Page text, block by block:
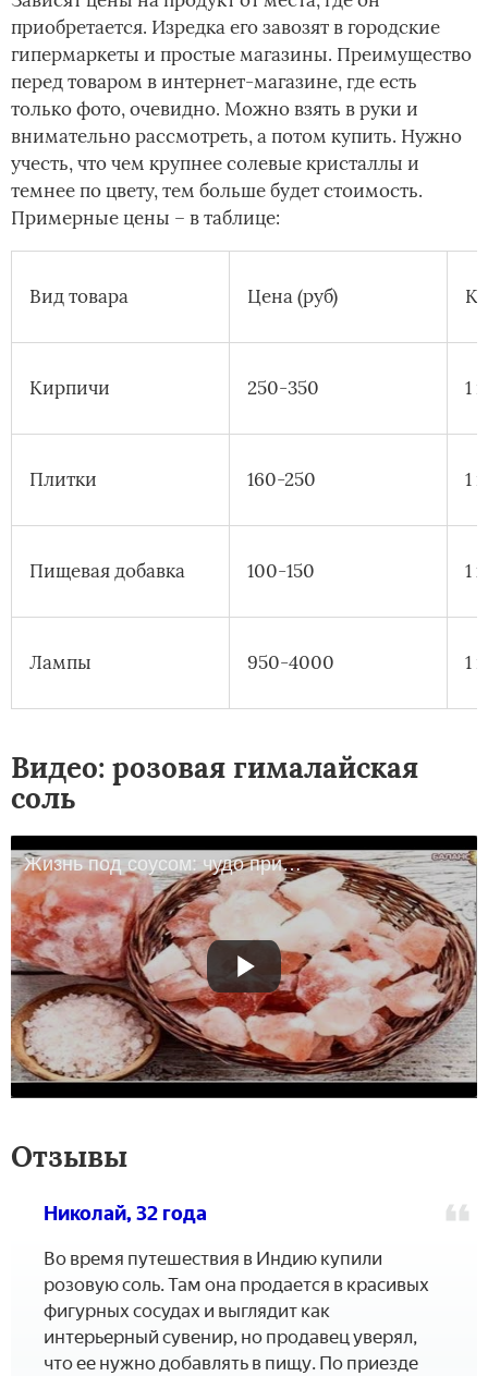
приобретается. Изредка его завозят в городские
гипермаркеты и простые магазины. Преимущество
перед товаром в интернет-магазине, где есть
только фото, очевидно. Можно взять в руки и
внимательно рассмотреть, а потом купить. Нужно
учесть, что чем крупнее солевые кристаллы и
темнее по цвету, тем больше будет стоимость.
Примерные цены – в таблице:
Вид товара Цена (руб)
Кирпичи 250-350 1
Плитки 160-250 1
Пищевая добавка 100-150 1
Лампы 950-4000 1
Видео: розовая гималайская
соль
Жизнь под соусом: чудо природы - гималайская соль!
Отзывы
Николай, 32 года
Во время путешествия в Индию купили
розовую соль. Там она продается в красивых
фигурных сосудах и выглядит как
интерьерный сувенир, но продавец уверял,
что ее нужно добавлять в пищу. По приезде